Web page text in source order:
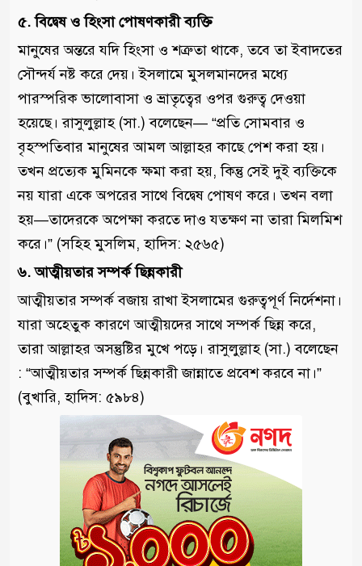
৫. বিদ্বেষ ও হিংসা পোষণকারী ব্যক্তি
মানুষের অন্তরে যদি হিংসা ও শত্রুতা থাকে, তবে তা ইবাদতের
সৌন্দর্য নষ্ট করে দেয়। ইসলামে মুসলমানদের মধ্যে
পারস্পরিক ভালোবাসা ও ভ্রাতৃত্বের ওপর গুরুত্ব দেওয়া
হয়েছে। রাসুলুল্লাহ (সা.) বলেছেন— “প্রতি সোমবার ও
বৃহস্পতিবার মানুষের আমল আল্লাহর কাছে পেশ করা হয়।
তখন প্রত্যেক মুমিনকে ক্ষমা করা হয়, কিন্তু সেই দুই ব্যক্তিকে
নয় যারা একে অপরের সাথে বিদ্বেষ পোষণ করে। তখন বলা
হয়—তাদেরকে অপেক্ষা করতে দাও যতক্ষণ না তারা মিলমিশ
করে।” (সহিহ মুসলিম, হাদিস: ২৫৬৫)
৬. আত্মীয়তার সম্পর্ক ছিন্নকারী
আত্মীয়তার সম্পর্ক বজায় রাখা ইসলামের গুরুত্বপূর্ণ নির্দেশনা।
যারা অহেতুক কারণে আত্মীয়দের সাথে সম্পর্ক ছিন্ন করে,
তারা আল্লাহর অসন্তুষ্টির মুখে পড়ে। রাসুলুল্লাহ (সা.) বলেছেন
: “আত্মীয়তার সম্পর্ক ছিন্নকারী জান্নাতে প্রবেশ করবে না।”
(বুখারি, হাদিস: ৫৯৮৪)